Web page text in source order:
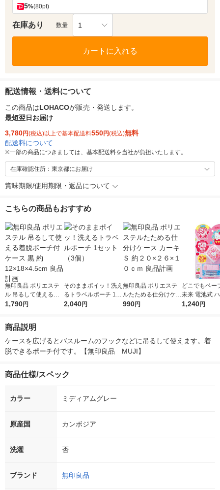
5%(80pt)
在庫あり 数量 1
カートに入れる
配送情報・送料について
この商品はLOHACOが販売・発送します。
最短翌日お届け
3,780円(税込)以上で基本配送料550円(税込)無料
配送料について
※一部の商品につきましては、基本配送料を当社が負担いたします。
在庫確認住所：東京都にお届け
賞味期限/使用期限・返品について
こちらの商品もおすすめ
無印良品 ポリエステ
ル 吊るして使える着
脱ポーチ付ケース 黒
1,790円
そのままポイッ！洗え
るトラベルポーチ 1セ
ット（3個）
2,040円
無印良品 ポリエステ
ルたためる仕分けケー
ス カーキ Ｓ 約２０×
990円
どこでもベー
未来 電池式
ティ 1個 虫よ
1,240円
商品説明
ケースを広げるとバスルームのフックなどに吊るして使えます。着
脱できるポーチ付です。【無印良品　MUJI】
商品仕様/スペック
カラー ミディアムグレー
原産国 カンボジア
洗濯 否
ブランド 無印良品